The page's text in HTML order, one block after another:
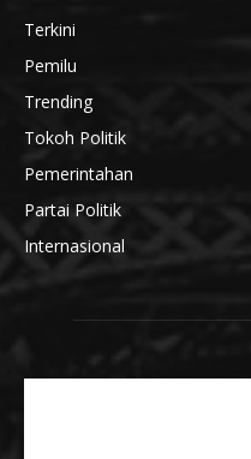
Terkini
Pemilu
Trending
Tokoh Politik
Pemerintahan
Partai Politik
Internasional